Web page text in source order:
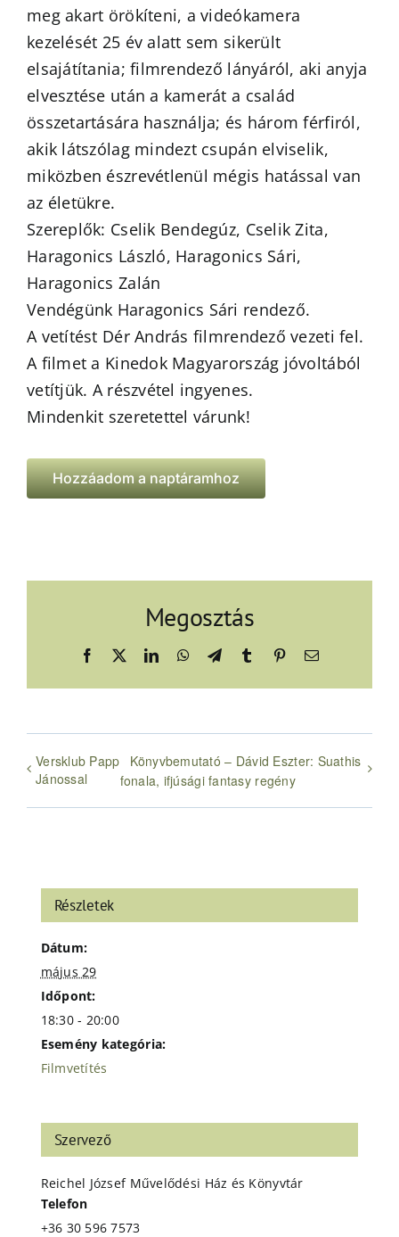
meg akart örökíteni, a videókamera
kezelését 25 év alatt sem sikerült
elsajátítania; filmrendező lányáról, aki anyja
elvesztése után a kamerát a család
összetartására használja; és három férfiról,
akik látszólag mindezt csupán elviselik,
miközben észrevétlenül mégis hatással van
az életükre.
Szereplők: Cselik Bendegúz, Cselik Zita,
Haragonics László, Haragonics Sári,
Haragonics Zalán
Vendégünk Haragonics Sári rendező.
A vetítést Dér András filmrendező vezeti fel.
A filmet a Kinedok Magyarország jóvoltából
vetítjük. A részvétel ingyenes.
Mindenkit szeretettel várunk!
Hozzáadom a naptáramhoz
Megosztás
Facebook LinkedInWhatsApp
TelegramTumblrPinterestEmail:
Versklub Papp
Jánossal
Könyvbemutató – Dávid Eszter: Suathis
fonala, ifjúsági fantasy regény
Részletek
Dátum:
május 29
Időpont:
18:30 - 20:00
Esemény kategória:
Filmvetítés
Szervező
Reichel József Művelődési Ház és Könyvtár
Telefon
+36 30 596 7573